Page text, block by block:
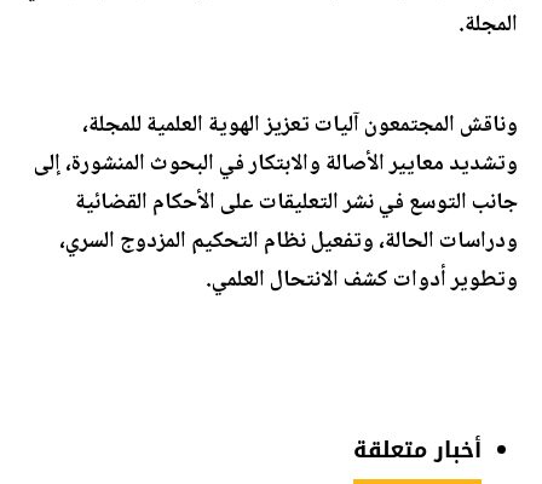
المجلة.
وناقش المجتمعون آليات تعزيز الهوية العلمية للمجلة،
وتشديد معايير الأصالة والابتكار في البحوث المنشورة، إلى
جانب التوسع في نشر التعليقات على الأحكام القضائية
ودراسات الحالة، وتفعيل نظام التحكيم المزدوج السري،
وتطوير أدوات كشف الانتحال العلمي.
أخبار متعلقة